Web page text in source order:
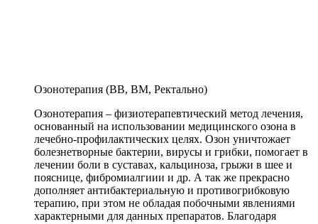
Озонотерапия (ВВ, ВМ, Ректально)
Озонотерапия – физиотерапевтический метод лечения,
основанный на использовании медицинского озона в
лечебно-профилактических целях. Озон уничтожает
болезнетворные бактерии, вирусы и грибки, помогает в
лечении боли в суставах, кальциноза, грыжи в шее и
пояснице, фибромиалгиии и др. А так же прекрасно
дополняет антибактериальную и противогрибковую
терапию, при этом не обладая побочными явлениями
характерными для данных препаратов. Благодаря